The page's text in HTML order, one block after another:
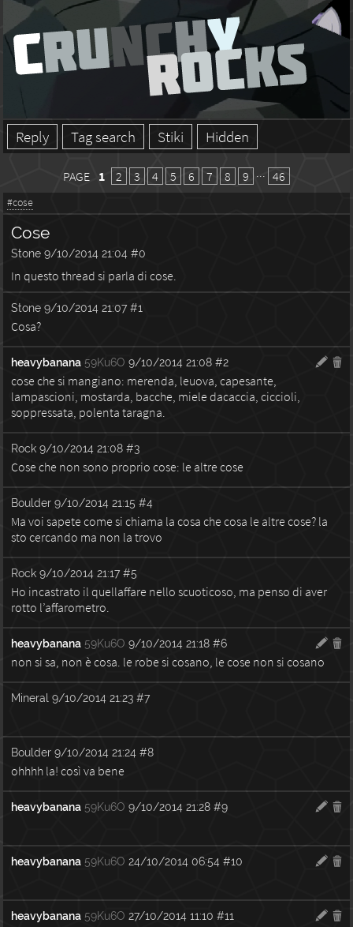
Reply Tag search Stiki Hidden
PAGE 1 2 3 4 5 6 7 8 9 ··· 46
#cose
Cose
Stone 9/10/2014 21:04 #0
In questo thread si parla di cose.
Stone 9/10/2014 21:07 #1
Cosa?
heavybanana 59Ku6O 9/10/2014 21:08 #2
cose che si mangiano: merenda, leuova, capesante,
lampascioni, mostarda, bacche, miele dacaccia, ciccioli,
soppressata, polenta taragna.
Rock 9/10/2014 21:08 #3
Cose che non sono proprio cose: le altre cose
Boulder 9/10/2014 21:15 #4
Ma voi sapete come si chiama la cosa che cosa le altre cose? la
sto cercando ma non la trovo
Rock 9/10/2014 21:17 #5
Ho incastrato il quellaffare nello scuoticoso, ma penso di aver
rotto l’affarometro.
heavybanana 59Ku6O 9/10/2014 21:18 #6
non si sa, non è cosa. le robe si cosano, le cose non si cosano
Mineral 9/10/2014 21:23 #7
Boulder 9/10/2014 21:24 #8
ohhhh la! così va bene
heavybanana 59Ku6O 9/10/2014 21:28 #9
heavybanana 59Ku6O 24/10/2014 06:54 #10
heavybanana 59Ku6O 27/10/2014 11:10 #11